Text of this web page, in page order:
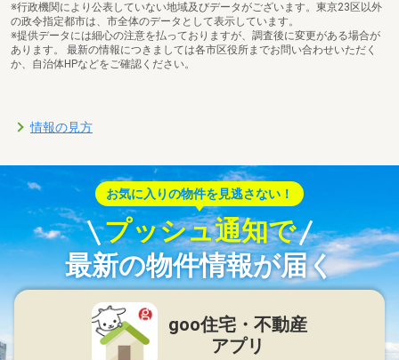
※行政機関により公表していない地域及びデータがございます。東京23区以外
の政令指定都市は、市全体のデータとして表示しています。
※提供データには細心の注意を払っておりますが、調査後に変更がある場合が
あります。 最新の情報につきましては各市区役所までお問い合わせいただく
か、自治体HPなどをご確認ください。
情報の見方
お気に入りの物件を見逃さない！
プッシュ通知で
最新の物件情報が届く
goo住宅・不動産
アプリ